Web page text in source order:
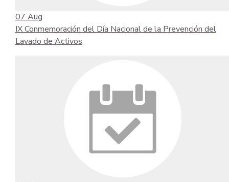
07 Aug
IX Conmemoración del Día Nacional de la Prevención del
Lavado de Activos